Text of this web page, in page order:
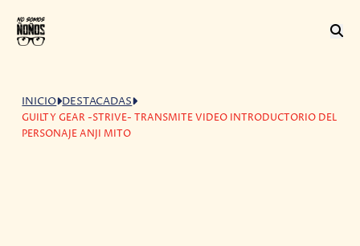
INICIO DESTACADAS
GUILTY GEAR -STRIVE- TRANSMITE VIDEO INTRODUCTORIO DEL
PERSONAJE ANJI MITO